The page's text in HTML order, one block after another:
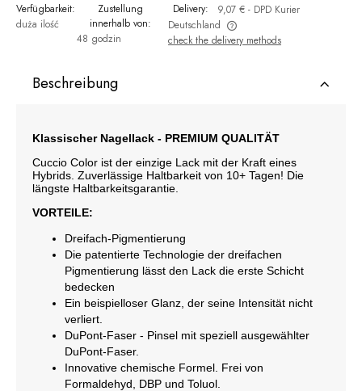
Verfügbarkeit:
duża ilość
Zustellung
innerhalb von:
48 godzin
Delivery: 9,07 € - DPD Kurier
Deutschland
The price does not include any possible payment costs
check the delivery methods
Beschreibung
Klassischer Nagellack - PREMIUM QUALITÄT
Cuccio Color ist der einzige Lack mit der Kraft eines
Hybrids. Zuverlässige Haltbarkeit von 10+ Tagen! Die
längste Haltbarkeitsgarantie.
VORTEILE:
Dreifach-Pigmentierung
Die patentierte Technologie der dreifachen
Pigmentierung lässt den Lack die erste Schicht
bedecken
Ein beispielloser Glanz, der seine Intensität nicht
verliert.
DuPont-Faser - Pinsel mit speziell ausgewählter
DuPont-Faser.
Innovative chemische Formel. Frei von
Formaldehyd, DBP und Toluol.